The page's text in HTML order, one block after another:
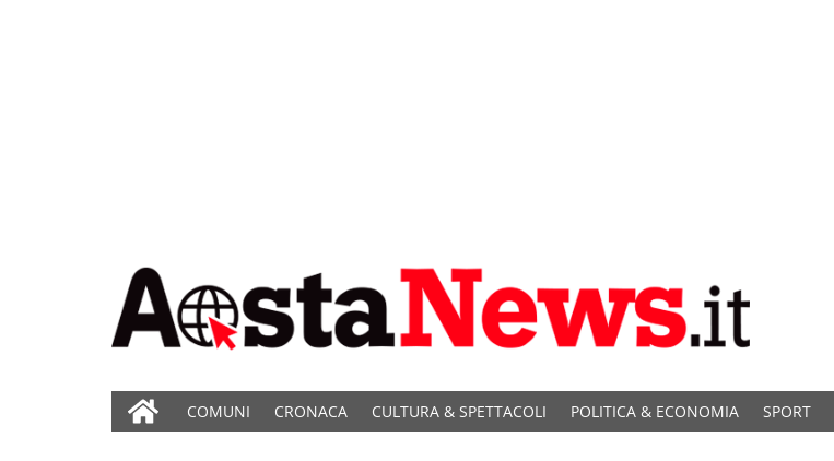
COMUNI CRONACA CULTURA & SPETTACOLI POLITICA & ECONOMIA SPORT